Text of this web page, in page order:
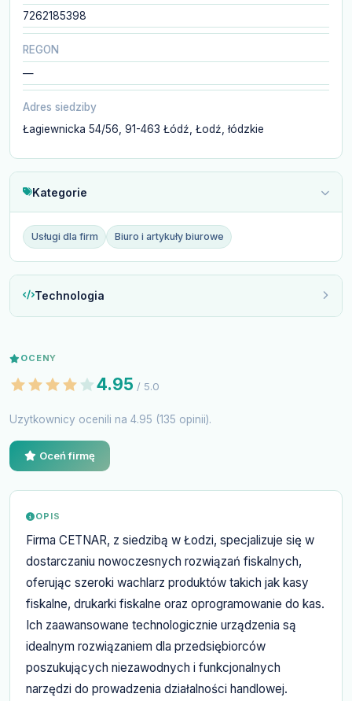
7262185398
REGON
—
Adres siedziby
Łagiewnicka 54/56, 91-463 Łódź, Łodź, łódzkie
Kategorie
Usługi dla firm Biuro i artykuły biurowe
Technologia
OCENY
4.95 / 5.0
Uzytkownicy ocenili na 4.95 (135 opinii).
Oceń firmę
OPIS
Firma CETNAR, z siedzibą w Łodzi, specjalizuje się w
dostarczaniu nowoczesnych rozwiązań fiskalnych,
oferując szeroki wachlarz produktów takich jak kasy
fiskalne, drukarki fiskalne oraz oprogramowanie do kas.
Ich zaawansowane technologicznie urządzenia są
idealnym rozwiązaniem dla przedsiębiorców
poszukujących niezawodnych i funkcjonalnych
narzędzi do prowadzenia działalności handlowej.